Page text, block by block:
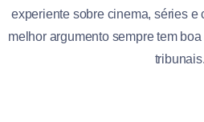
experiente sobre cinema, séries e
melhor argumento sempre tem
tribunais.